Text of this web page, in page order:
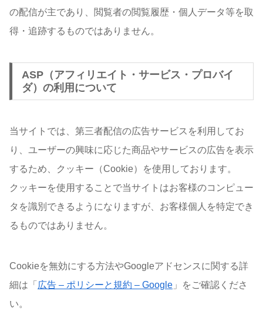
の配信が主であり、閲覧者の閲覧履歴・個人データ等を取
得・追跡するものではありません。
ASP（アフィリエイト・サービス・プロバイ
ダ）の利用について
当サイトでは、第三者配信の広告サービスを利用してお
り、ユーザーの興味に応じた商品やサービスの広告を表示
するため、クッキー（Cookie）を使用しております。
クッキーを使用することで当サイトはお客様のコンピュー
タを識別できるようになりますが、お客様個人を特定でき
るものではありません。
Cookieを無効にする方法やGoogleアドセンスに関する詳
細は「 広告 – ポリシーと規約 – Google 」をご確認くださ
い。